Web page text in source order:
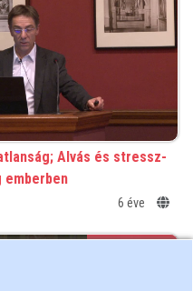
Alvás és stressz-
emberben
6 éve